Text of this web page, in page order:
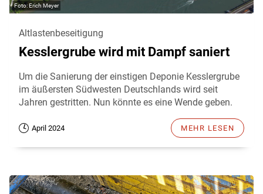
Erich Meyer
Altlastenbeseitigung
Kesslergrube wird mit Dampf saniert
Um die Sanierung der einstigen Deponie Kesslergrube
im äußersten Südwesten Deutschlands wird seit
Jahren gestritten. Nun könnte es eine Wende geben.
April 2024 MEHR LESEN